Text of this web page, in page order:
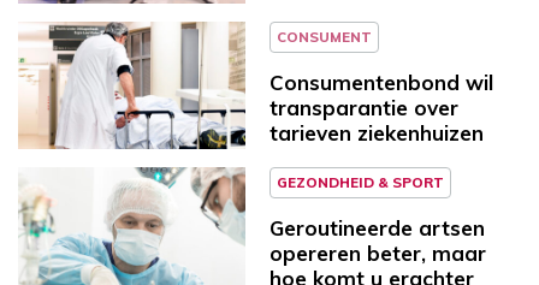
CONSUMENT
Consumentenbond wil
transparantie over
tarieven ziekenhuizen
GEZONDHEID & SPORT
Geroutineerde artsen
opereren beter, maar
hoe komt u erachter